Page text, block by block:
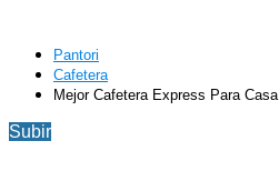
Pantori
Cafetera
Mejor Cafetera Express Para Casa
Subir